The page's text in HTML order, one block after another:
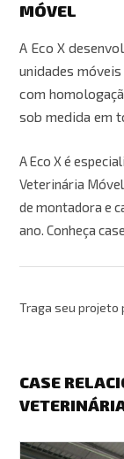
MÓVEL
A Eco X
unidades
com
sob medida em
A Eco X é
Veterinária
de montadora e
ano. Conheça
Traga seu projeto
CASE